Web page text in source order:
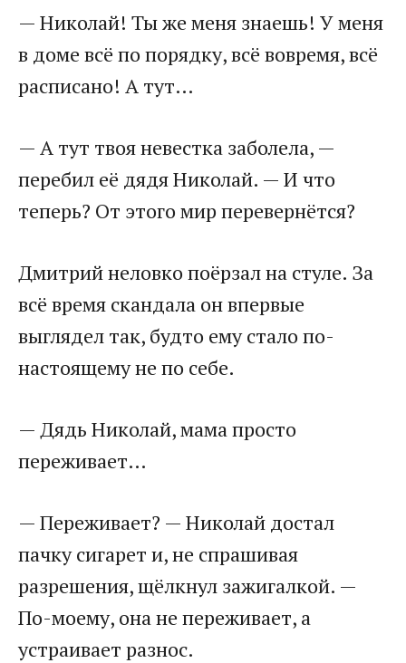
— Николай! Ты же меня знаешь! У меня
в доме всё по порядку, всё вовремя, всё
расписано! А тут…
— А тут твоя невестка заболела, —
перебил её дядя Николай. — И что
теперь? От этого мир перевернётся?
Дмитрий неловко поёрзал на стуле. За
всё время скандала он впервые
выглядел так, будто ему стало по-
настоящему не по себе.
— Дядь Николай, мама просто
переживает…
— Переживает? — Николай достал
пачку сигарет и, не спрашивая
разрешения, щёлкнул зажигалкой. —
По-моему, она не переживает, а
устраивает разнос.